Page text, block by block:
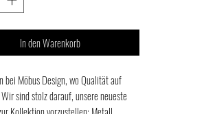
In den Warenkorb
bei Möbus Design, wo Qualität auf
sind stolz darauf, unsere neueste